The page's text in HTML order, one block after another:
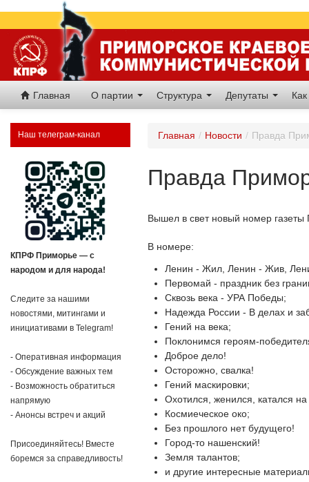
Главная О партии Структура Депутаты
Наш телеграм-канал
КПРФ Приморье — с
народом и для народа!
Следите за нашими
новостями, митингами и
инициативами в Telegram!
- Оперативная информация
- Обсуждение важных тем
- Возможность обратиться
напрямую
- Анонсы встреч и акций
Присоединяйтесь! Вместе
боремся за справедливость!
Главная / Новости / Правда
Правда
Вышел в свет новый номер
В номере:
Ленин - Жил, Ленин - Жив,
Первомай - праздник без
Сквозь века - УРА Победы;
Надежда России - В делах и
Гений на века;
Поклонимся героям-
Доброе дело!
Осторожно, свалка!
Гений маскировки;
Охотился, женился, катался
Космиеческое око;
Без прошлого нет будущего!
Город-то нашенский!
Земля талантов;
и другие интересные